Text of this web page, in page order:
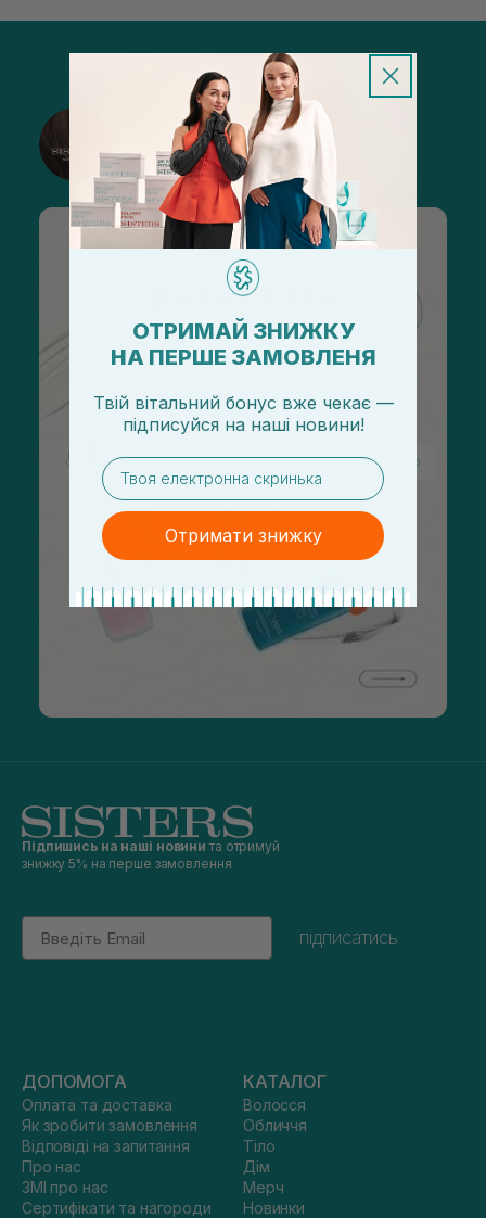
@sisters_stelmakh в Instagram
Підписатися
Підпишись на наші новини та отримуй
знижку 5% на перше замовлення
Email
підписатись
ДОПОМОГА
Оплата та доставка
Як зробити замовлення
Відповіді на запитання
Про нас
ЗМІ про нас
Сертифікати та нагороди
КАТАЛОГ
Волосся
Обличчя
Тіло
Дім
Мерч
Новинки
ОТРИМАЙ ЗНИЖКУ
НА ПЕРШЕ ЗАМОВЛЕНЯ
Твій вітальний бонус вже чекає —
підписуйся на наші новини!
email
Отримати знижку